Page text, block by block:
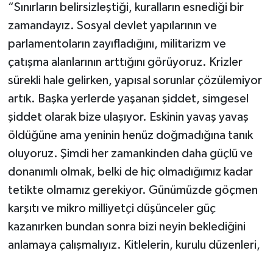
“Sınırların belirsizleştiği, kuralların esnediği bir
zamandayız. Sosyal devlet yapılarının ve
parlamentoların zayıfladığını, militarizm ve
çatışma alanlarının arttığını görüyoruz. Krizler
sürekli hale gelirken, yapısal sorunlar çözülemiyor
artık. Başka yerlerde yaşanan şiddet, simgesel
şiddet olarak bize ulaşıyor. Eskinin yavaş yavaş
öldüğüne ama yeninin henüz doğmadığına tanık
oluyoruz. Şimdi her zamankinden daha güçlü ve
donanımlı olmak, belki de hiç olmadığımız kadar
tetikte olmamız gerekiyor. Günümüzde göçmen
karşıtı ve mikro milliyetçi düşünceler güç
kazanırken bundan sonra bizi neyin beklediğini
anlamaya çalışmalıyız. Kitlelerin, kurulu düzenleri,